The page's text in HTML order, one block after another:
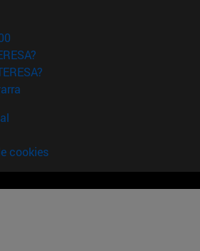
cookies